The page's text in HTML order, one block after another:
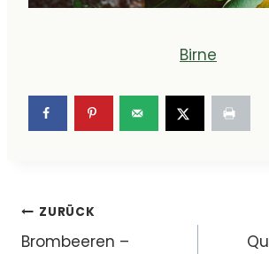
Birne
Beitragsnavigation
ZURÜCK
Brombeeren –